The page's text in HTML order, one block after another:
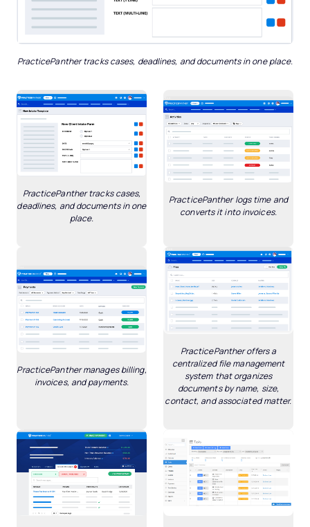
PracticePanther tracks cases, deadlines, and documents in one place.
PracticePanther tracks cases,
deadlines, and documents in one
place.
PracticePanther logs time and
converts it into invoices.
PracticePanther manages billing,
invoices, and payments.
PracticePanther offers a
centralized file management
system that organizes
documents by name, size,
contact, and associated matter.